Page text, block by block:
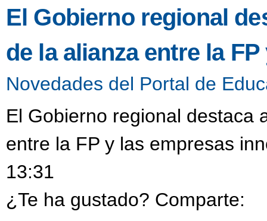
El Gobierno regional
de la alianza entre la
Novedades del Portal de
El Gobierno regional destaca
entre la FP y las empresas
13:31
¿Te ha gustado? Comparte: